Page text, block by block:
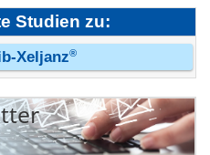
Studien zu:
Xeljanz®